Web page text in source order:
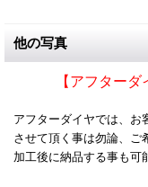
他の写真
【アフター
アフターダイヤでは、お
させて頂く事は勿論、ご
加工後に納品する事も可